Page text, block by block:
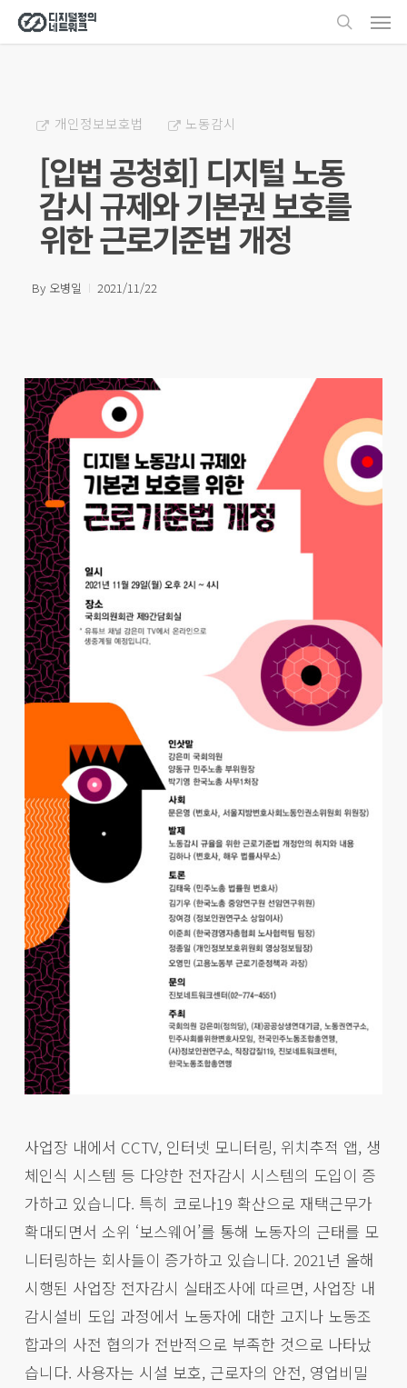
Skip
to
search
개인정보보호법 노동감시
[입법 공청회] 디지털 노동
감시 규제와 기본권 보호를
위한 근로기준법 개정
By 오병일 2021/11/22
사업장 내에서 CCTV, 인터넷 모니터링, 위치추적 앱, 생
체인식 시스템 등 다양한 전자감시 시스템의 도입이 증
가하고 있습니다. 특히 코로나19 확산으로 재택근무가
확대되면서 소위 ‘보스웨어’를 통해 노동자의 근태를 모
니터링하는 회사들이 증가하고 있습니다. 2021년 올해
시행된 사업장 전자감시 실태조사에 따르면, 사업장 내
감시설비 도입 과정에서 노동자에 대한 고지나 노동조
합과의 사전 협의가 전반적으로 부족한 것으로 나타났
습니다. 사용자는 시설 보호, 근로자의 안전, 영업비밀